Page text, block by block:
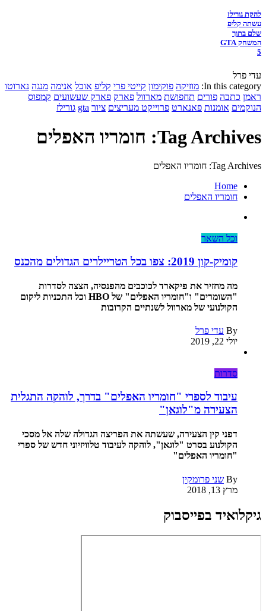
להקת גורילז
עשתה קליפ
שלם בתוך
המשחק GTA
5
עדי פרל
In this category: מוזיקה פוקימון קייטי פרי קליפ אוכל אנימה מנגה נארוטו
ראמן כתבה פורים תחפושת מארוול פארק פארק שעשועים קמפוס
הנוקמים אומנות פאנארט פרוייקט מעריצים ציור gta גורילז
Tag Archives: חומריו האפלים
Tag Archives: חומריו האפלים
Home
חומריו האפלים
וכל השאר
קומיק-קון 2019: צפו בכל הטריילרים הגדולים מהכנס
מה מחזיר את פיקארד לכוכבים מהפנסיה, הצצה לסדרות
"השומרים" ו"חומריו האפלים" של HBO וכל התכניות ליקום
הקולנועי של מארוול לשנתיים הקרובות
By עדי פרל
יולי 22, 2019
סדרות
עיבוד לספרי "חומריו האפלים" בדרך, לוהקה התגלית
הצעירה מ"לוגאן"
דפני קין הצעירה, שעשתה את הפריצה הגדולה שלה אל מסכי
הקולנוע בסרט "לוגאן", לוהקה לעיבוד טלוויזיוני חדש של ספרי
"חומריו האפלים"
By שני פרומקין
מרץ 13, 2018
גיקלואיד בפייסבוק